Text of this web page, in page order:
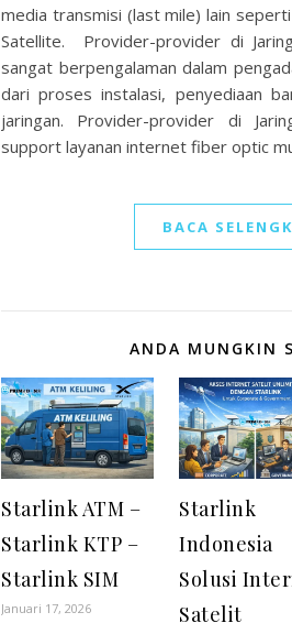
media transmisi (last mile) lain
Satellite. Provider-provider di
sangat berpengalaman dalam
dari proses instalasi, penyediaan
jaringan. Provider-provider di
support layanan internet fiber optic
BACA
ANDA MUNGKIN
Starlink ATM –
Starlink KTP –
Starlink SIM
Januari 17, 2026
Starlink
Indonesia
Solusi
Satelit